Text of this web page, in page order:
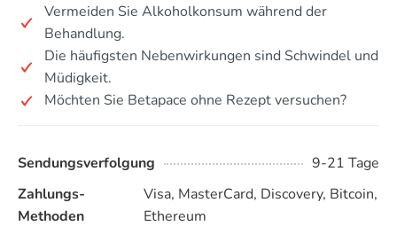
Vermeiden Sie Alkoholkonsum während der
Behandlung.
Die häufigsten Nebenwirkungen sind Schwindel und
Müdigkeit.
Möchten Sie Betapace ohne Rezept versuchen?
Sendungsverfolgung
9-21 Tage
Zahlungs-
Methoden
Visa, MasterCard, Discovery, Bitcoin,
Ethereum